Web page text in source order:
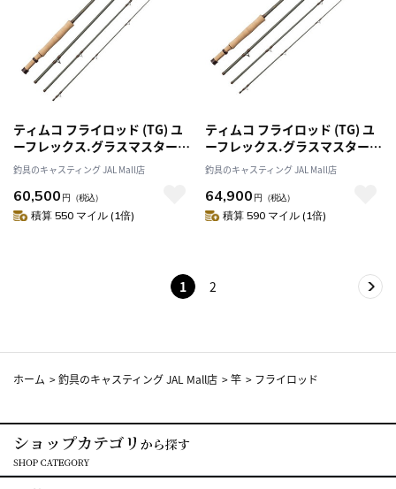
ティムコ フライロッド (TG) ユ
ーフレックス.グラスマスター
703-4 グレー
釣具のキャスティング JAL Mall店
60,500 円 （税込）
積算 550 マイル (1倍)
ティムコ フライロッド (TG) ユ
ーフレックス.グラスマスター
763-4 グレー
釣具のキャスティング JAL Mall店
64,900 円 （税込）
積算 590 マイル (1倍)
1 2
ホーム >釣具のキャスティング JAL Mall店 >竿 > フライロッド